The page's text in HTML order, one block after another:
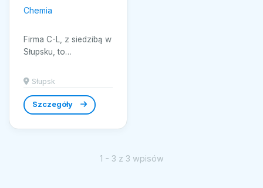
Chemia
Firma C-L, z siedzibą w
Słupsku, to
dostawca materiałów
do produkcji
kompozytów w
Polsce....
Słupsk
Szczegóły
1 - 3 z 3 wpisów